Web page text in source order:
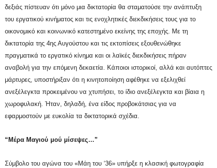
δεξιάς πίστευαν ότι μόνο μια δικτατορία θα σταματούσε την ανάπτυξη
του εργατικού κινήματος και τις ενοχλητικές διεκδικήσεις τους για το
οικονομικό και κοινωνικό κατεστημένο εκείνης της εποχής. Με τη
δικτατορία της 4ης Αυγούστου και τις εκτοπίσεις εξουθενώθηκε
πραγματικά το εργατικό κίνημα και οι λαϊκές διεκδικήσεις πήραν
αναβολή για την επόμενη δεκαετία. Κάποιοι ιστορικοί, αλλά και αυτόπτες
μάρτυρες, υποστήριξαν ότι η κινητοποίηση αφέθηκε να εξελιχθεί
ανεξέλεγκτα προκειμένου να χτυπήσει, το ίδιο ανεξέλεγκτα και βίαια η
χωροφυλακή. Ήταν, δηλαδή, ένα είδος προβοκάτσιας για να
εφαρμοστούν με ευκολία τα δικτατορικά σχέδια.
“Μέρα Μαγιού μού μίσεψες…”
Σύμβολο του αγώνα του «Μάη του ‘36» υπήρξε η κλασική φωτογραφία